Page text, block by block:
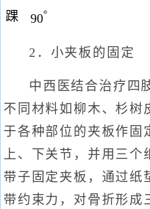
踝 90°
2．小夹板的固定
中西医结合治疗四
不同材料如柳木、杉树
于各种部位的夹板作固
上、下关节，并用三个
带子固定夹板，通过纸
带约束力，对骨折形成